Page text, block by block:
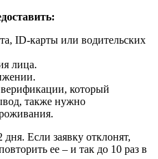
ID-карты или водительских
лица.
который
также нужно
Если заявку отклонят,
ее – и так до 10 раз в